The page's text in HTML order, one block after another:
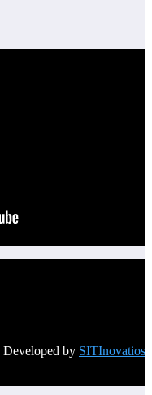
Developed by SITInovatios